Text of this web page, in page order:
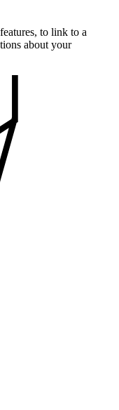
to link to a
about your